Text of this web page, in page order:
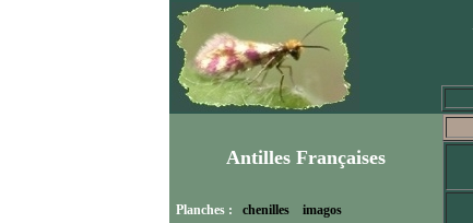
Antilles Françaises
Planches : chenilles imagos